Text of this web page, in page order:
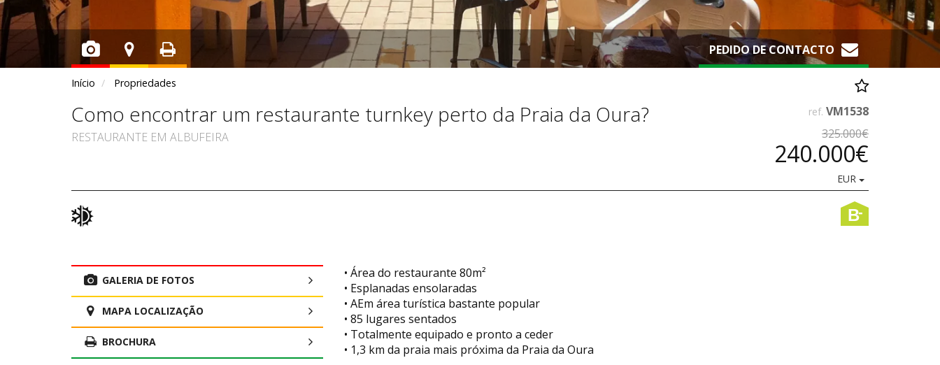
PEDIDO DE CONTACTO
Início Propriedades
Como encontrar um restaurante turnkey perto da Praia da Oura?
RESTAURANTE EM ALBUFEIRA
ref. VM1538
325.000€
240.000€
EUR
B-
GALERIA DE FOTOS
MAPA LOCALIZAÇÃO
BROCHURA
• Área do restaurante 80m²
• Esplanadas ensolaradas
• AEm área turística bastante popular
• 85 lugares sentados
• Totalmente equipado e pronto a ceder
• 1,3 km da praia mais próxima da Praia da Oura